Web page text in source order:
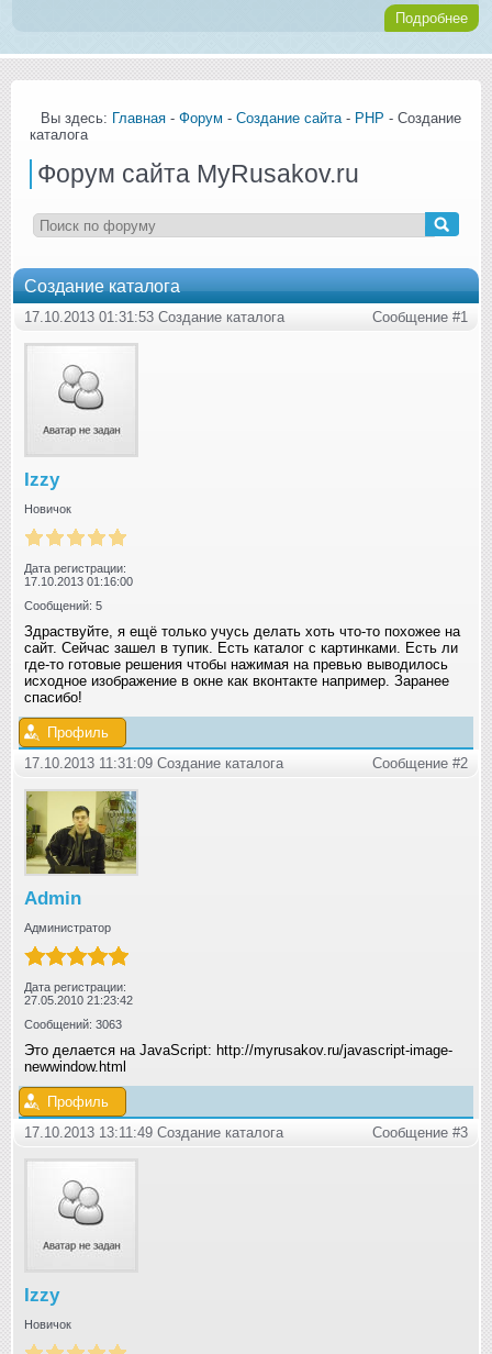
Подробнее
Вы здесь: Главная - Форум - Создание сайта - PHP - Создание
каталога
Форум сайта MyRusakov.ru
Создание каталога
17.10.2013 01:31:53 Создание каталога Сообщение #1
Izzy
Новичок
Дата регистрации:
17.10.2013 01:16:00
Сообщений: 5
Здраствуйте, я ещё только учусь делать хоть что-то похожее на
сайт. Сейчас зашел в тупик. Есть каталог с картинками. Есть ли
где-то готовые решения чтобы нажимая на превью выводилось
исходное изображение в окне как вконтакте например. Заранее
спасибо!
Профиль
17.10.2013 11:31:09 Создание каталога
Сообщение #2
Admin
Администратор
Дата регистрации:
27.05.2010 21:23:42
Сообщений: 3063
Это делается на JavaScript: http://myrusakov.ru/javascript-image-
newwindow.html
Профиль
17.10.2013 13:11:49 Создание каталога
Сообщение #3
Izzy
Новичок